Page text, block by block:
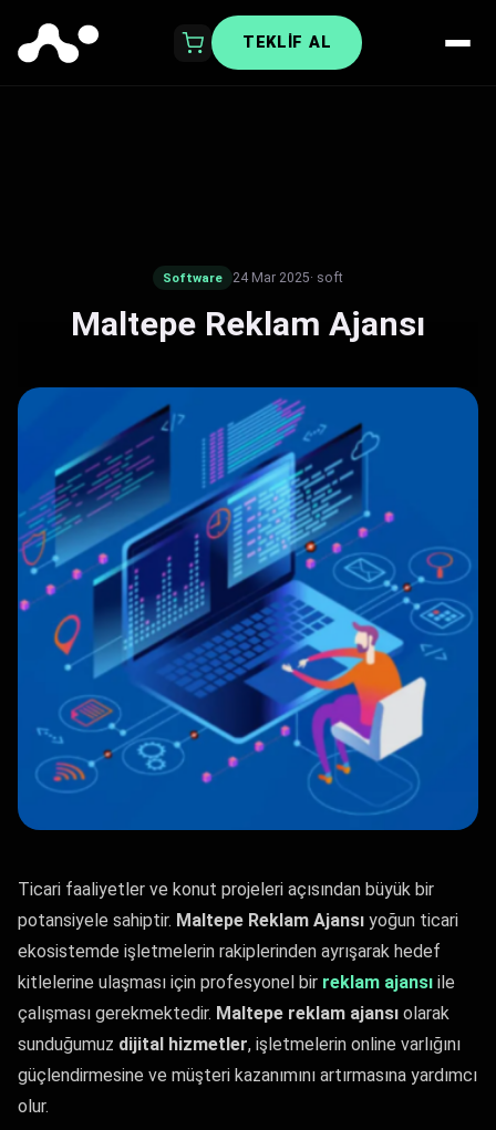
TEKLIF AL
Software 24 Mar 2025· soft
Maltepe Reklam Ajansı
Ticari faaliyetler ve konut projeleri açısından büyük bir
potansiyele sahiptir. Maltepe Reklam Ajansı yoğun ticari
ekosistemde işletmelerin rakiplerinden ayrışarak hedef
kitlelerine ulaşması için profesyonel bir reklam ajansı ile
çalışması gerekmektedir. Maltepe reklam ajansı olarak
sunduğumuz dijital hizmetler, işletmelerin online varlığını
güçlendirmesine ve müşteri kazanımını artırmasına yardımcı
olur.